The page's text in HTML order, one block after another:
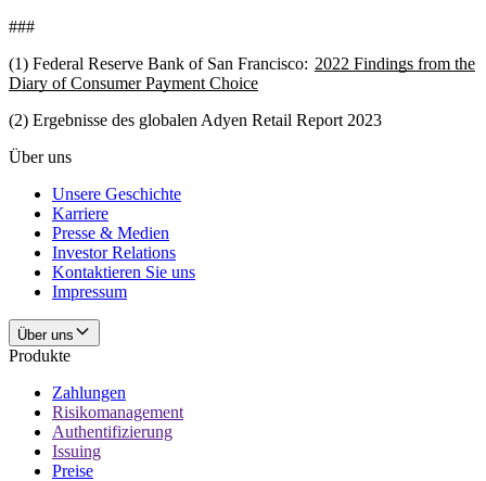
###
(1) Federal Reserve Bank of San Francisco: 2022 Findings from the
Diary of Consumer Payment Choice
(2) Ergebnisse des globalen Adyen Retail Report 2023
Über uns
Unsere Geschichte
Karriere
Presse & Medien
Investor Relations
Kontaktieren Sie uns
Impressum
Über uns
Produkte
Zahlungen
Risikomanagement
Authentifizierung
Issuing
Preise